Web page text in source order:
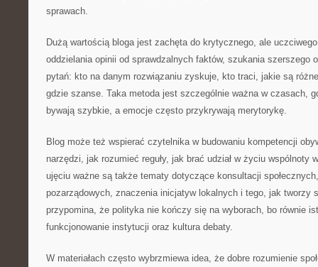
sprawach.
Dużą wartością bloga jest zachęta do krytycznego, ale
oddzielania opinii od sprawdzalnych faktów, szukania szerszego
pytań: kto na danym rozwiązaniu zyskuje, kto traci, jakie są
gdzie szanse. Taka metoda jest szczególnie ważna w czasach,
bywają szybkie, a emocje często przykrywają merytorykę.
Blog może też wspierać czytelnika w budowaniu kompetencji
narzędzi, jak rozumieć reguły, jak brać udział w życiu wspólnoty
ujęciu ważne są także tematy dotyczące konsultacji
pozarządowych, znaczenia inicjatyw lokalnych i tego, jak tworzy
przypomina, że polityka nie kończy się na wyborach, bo równie
funkcjonowanie instytucji oraz kultura debaty.
W materiałach często wybrzmiewa idea, że dobre rozumienie